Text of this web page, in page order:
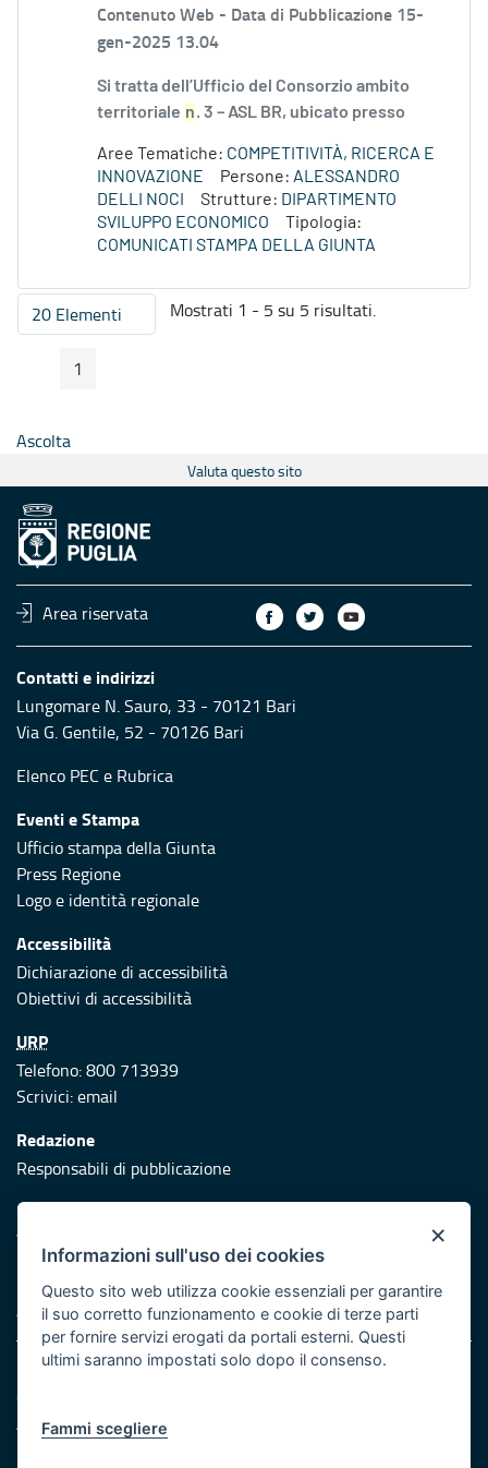
Contenuto Web - Data di Pubblicazione 15-
gen-2025 13.04
Si tratta dell’Ufficio del Consorzio ambito
territoriale n. 3 – ASL BR, ubicato presso
Aree Tematiche: COMPETITIVITÀ, RICERCA E
INNOVAZIONE
Persone: ALESSANDRO
DELLI NOCI
Strutture: DIPARTIMENTO
SVILUPPO ECONOMICO
Tipologia:
COMUNICATI STAMPA DELLA GIUNTA
20 ElementiPer pagina
Mostrati 1 - 5 su 5 risultati.
Pagina Precedente
Pagina
1
Ascolta
Valuta questo sito
Area riservata
Contatti e indirizzi
Lungomare N. Sauro, 33 - 70121 Bari
Via G. Gentile, 52 - 70126 Bari
Elenco PEC e Rubrica
Eventi e Stampa
Ufficio stampa della Giunta
Press Regione
Logo e identità regionale
Accessibilità
Dichiarazione di accessibilità
Obiettivi di accessibilità
URP
Telefono: 800 713939
Scrivici:email
Redazione
Responsabili di pubblicazione
Protezione civile
Vai al sito di Protezione Civile Puglia
Iniziativa finanziata con risorse del POR Puglia 2014/2020 -
Asse XI
Note legali
Cookie e privacy
Atti di notifica
×
Informazioni sull'uso dei cookies
Questo sito web utilizza cookie essenziali per garantire
il suo corretto funzionamento e cookie di terze parti
per fornire servizi erogati da portali esterni. Questi
ultimi saranno impostati solo dopo il consenso.
Fammi scegliere